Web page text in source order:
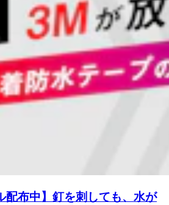
配布中】釘を刺しても、水が